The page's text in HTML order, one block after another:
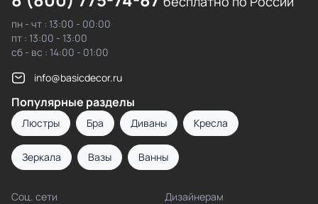
пн - чт : 13:00 - 00:00
пт : 13:00 - 13:00
сб - вс : 14:00 - 01:00
info@basicdecor.ru
Популярные разделы
Люстры Бра Диваны Кресла
Зеркала Вазы Ванны
Соц. сети Дизайнерам